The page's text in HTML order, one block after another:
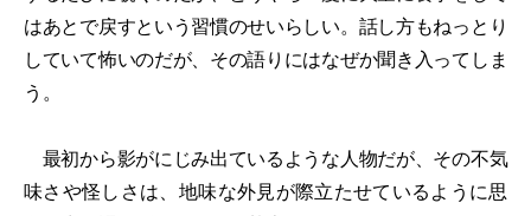
はあとで戻すという習慣のせいらしい。話し方もねっとり
していて怖いのだが、その語りにはなぜか聞き入ってしま
う。
最初から影がにじみ出ているような人物だが、その不気
味さや怪しさは、地味な外見が際立たせているように思